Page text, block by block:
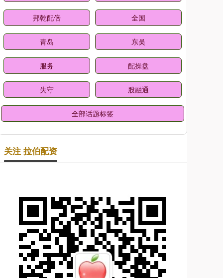
邦乾配倍 全国
青岛 东吴
服务 配操盘
失守 股融通
全部话题标签
关注 拉伯配资